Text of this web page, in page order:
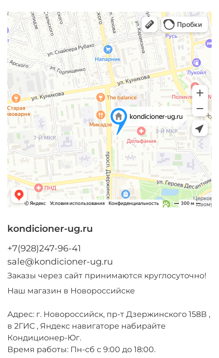
kondicioner-ug.ru
+7(928)247-96-41
sale@kondicioner-ug.ru
Заказы через сайт принимаются круглосуточно!
Наш магазин в Новороссийске
Адрес: г. Новороссийск, пр-т Дзержинского 158В ,
в 2ГИС , Яндекс навигаторе набирайте
Кондиционер-Юг.
Время работы: Пн-сб с 9:00 до 18:00.